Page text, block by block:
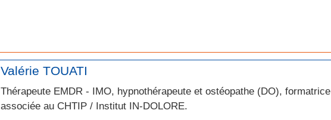
Valérie TOUATI
Thérapeute EMDR - IMO, hypnothérapeute et ostéopathe (DO), formatrice
associée au CHTIP / Institut IN-DOLORE.